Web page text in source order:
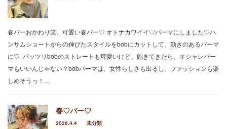
春パーおかわり笑。可愛い春パー♡ オトナカワイイ♡パーマにしました♡ハ
ンサムショートからの伸びたスタイルをbobにカットして、動きのあるパーマ
に♡ パッツリbobのストレートも可愛いけど、飽きてきたら、オシャレパー
マもいいんじゃない？bobパーマは、女性らしさも出るし、ファッションも楽
しめそうっ！…
春♡パー♡
2026.4.4 未分類
伸ばしかけロングは、なかなか雰囲気が変えら
れない。顔まわりを切りすぎちゃうと、仕事の
時に結んでおちてくるとうっとおしい……
2025.12.3
されて、ばっさり、いやいやいや、バババババ
2025.12.3